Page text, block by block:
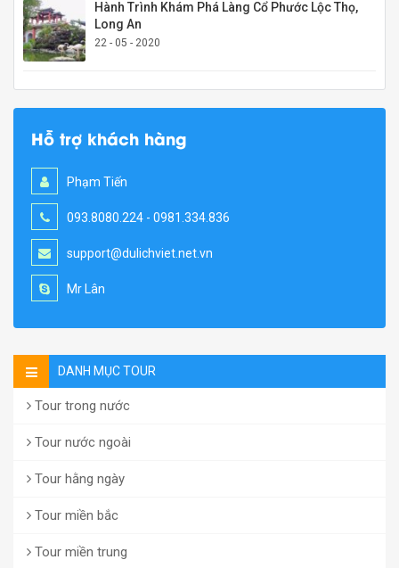
Hành Trình Khám Phá Làng Cổ Phước Lộc Thọ,
Long An
22 - 05 - 2020
Hỗ trợ khách hàng
Phạm Tiến
093.8080.224 - 0981.334.836
support@dulichviet.net.vn
Mr Lân
DANH MỤC TOUR
Tour trong nước
Tour nước ngoài
Tour hằng ngày
Tour miền bắc
Tour miền trung